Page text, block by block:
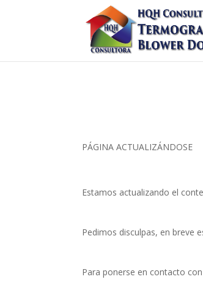
PÁGINA ACTUALIZÁNDOSE
Estamos actualizando el
Pedimos disculpas, en breve
Para ponerse en contacto